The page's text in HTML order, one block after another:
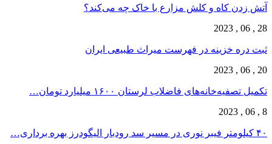
آتش زدن کاه و کلش مزارع با خاک چه می‌کند؟
28 , 06 , 2023
ثبت دره خزینه در فهرست میراث طبیعی ایران
20 , 06 , 2023
تکمیل تصفیه‌‌خانه‌های فاضلاب لرستان ۱۶۰۰ میلیارد تومان…
8 , 06 , 2023
۴۰ کیلومتر فیبر نوری در مسیر سد رودبار الیگودرز بهره برداری…